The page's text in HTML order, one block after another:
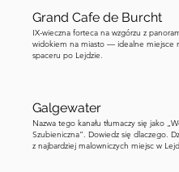
Grand Cafe de Burcht
IX-wieczna forteca na wzgórzu z
widokiem na miasto — idealne miejsce
spaceru po Lejdzie.
Galgewater
Nazwa tego kanału tłumaczy się jako
Szubieniczna”. Dowiedz się dlaczego.
z najbardziej malowniczych miejsc w